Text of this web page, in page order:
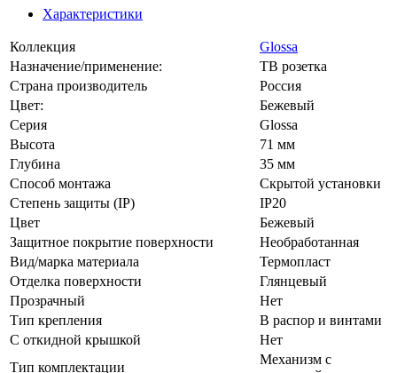
Характеристики
Коллекция
Glossa
Назначение/применение:
ТВ розетка
Страна производитель
Россия
Цвет:
Бежевый
Серия
Glossa
Высота
71 мм
Глубина
35 мм
Способ монтажа
Скрытой установки
Степень защиты (IP)
IP20
Цвет
Бежевый
Защитное покрытие поверхности
Необработанная
Вид/марка материала
Термопласт
Отделка поверхности
Глянцевый
Прозрачный
Нет
Тип крепления
В распор и винтами
С откидной крышкой
Нет
Тип комплектации
Механизм с